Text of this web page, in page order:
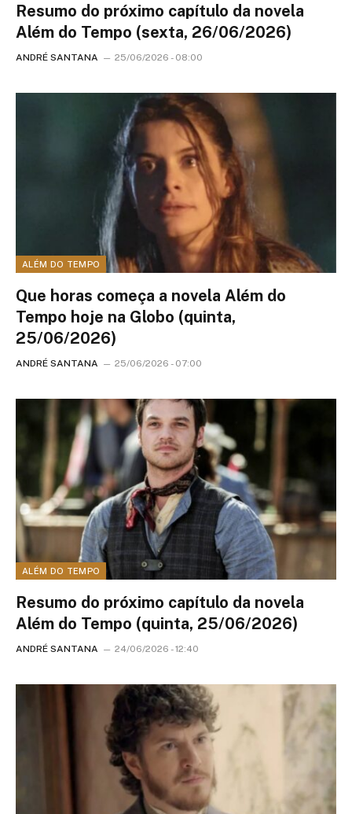
Resumo do próximo capítulo da novela
Além do Tempo (sexta, 26/06/2026)
ANDRÉ SANTANA 25/06/2026 - 08:00
ALÉM DO TEMPO
Que horas começa a novela Além do
Tempo hoje na Globo (quinta,
25/06/2026)
ANDRÉ SANTANA 25/06/2026 - 07:00
ALÉM DO TEMPO
Resumo do próximo capítulo da novela
Além do Tempo (quinta, 25/06/2026)
ANDRÉ SANTANA 24/06/2026 - 12:40